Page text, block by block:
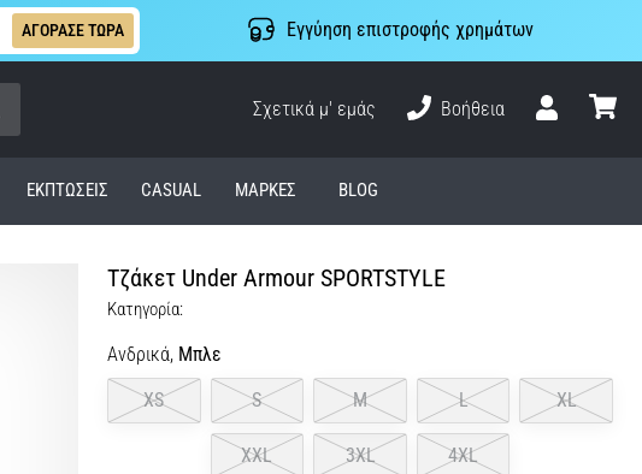
ΑΓΟΡΑΣΕ ΤΩΡΑ Εγγύηση επιστροφής χρημάτων
Σχετικά μ' εμάς
Βοήθεια
ΕΚΠΤΩΣΕΙΣ CASUAL ΜΆΡΚΕΣ BLOG
Τζάκετ Under Armour SPORTSTYLE
Κατηγορία:
Ανδρικά, Μπλε
XS
S M L XL
XXL 3XL 4XL